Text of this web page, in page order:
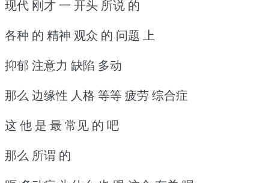
现代 刚才 一 开头 所说 的
各种 的 精神 观众 的 问题 上
抑郁 注意力 缺陷 多动
那么 边缘性 人格 等等 疲劳 综合症
这 他 是 最 常见 的 吧
那么 所谓 的